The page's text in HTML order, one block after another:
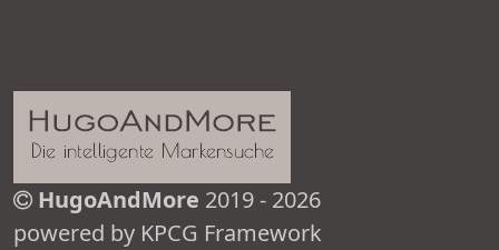
HugoAndMore 2019 - 2026
powered by KPCG Framework